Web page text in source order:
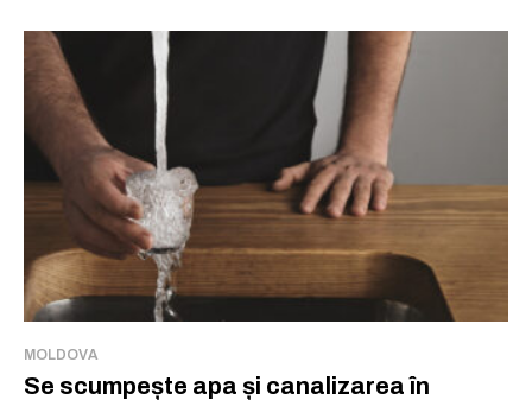
MOLDOVA
Se scumpește apa și canalizarea în